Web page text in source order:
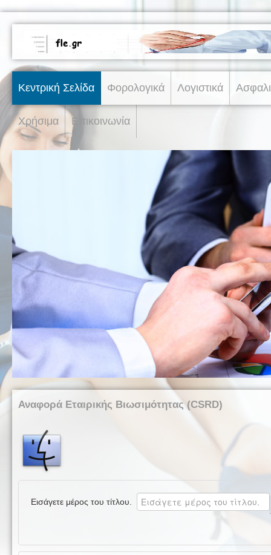
Κεντρική Σελίδα Φορολογικά Λογιστικά
Χρήσιμα Επικοινωνία
Αναφορά Εταιρικής Βιωσιμότητας (CSRD)
Εισάγετε μέρος του τίτλου.